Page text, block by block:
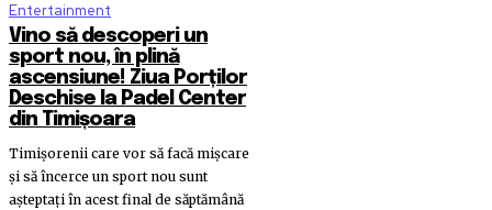
Entertainment
Vino să descoperi un
sport nou, în plină
ascensiune! Ziua Porților
Deschise la Padel Center
din Timișoara
Timișorenii care vor să facă mișcare
și să încerce un sport nou sunt
așteptați în acest final de săptămână